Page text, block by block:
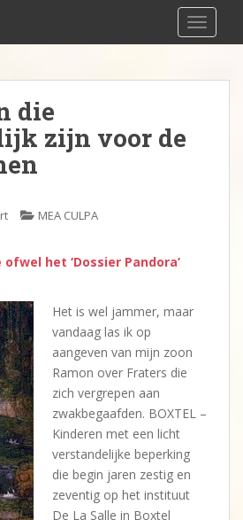
die
zijn voor de
MEA CULPA
ofwel het ‘Dossier Pandora’
Het is wel jammer, maar
vandaag las ik op
aangeven van mijn zoon
Ramon over Fraters die
zich vergrepen aan
zwakbegaafden. BOXTEL –
Kinderen met een licht
verstandelijke beperking
die begin jaren zestig en
zeventig op het instituut
De La Salle in Boxtel